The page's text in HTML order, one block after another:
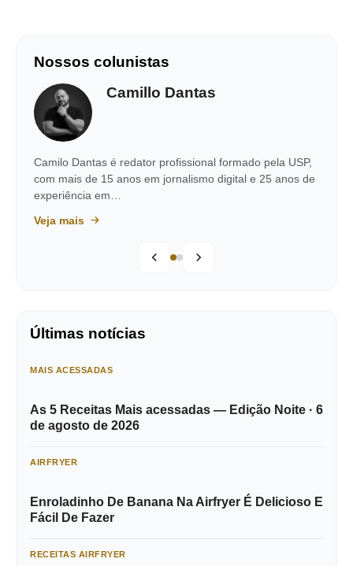
Nossos colunistas
Camillo Dantas
Camilo Dantas é redator profissional formado pela USP,
com mais de 15 anos em jornalismo digital e 25 anos de
experiência em…
Veja mais
Últimas notícias
MAIS ACESSADAS
As 5 Receitas Mais acessadas — Edição Noite · 6
de agosto de 2026
AIRFRYER
Enroladinho De Banana Na Airfryer É Delicioso E
Fácil De Fazer
RECEITAS AIRFRYER